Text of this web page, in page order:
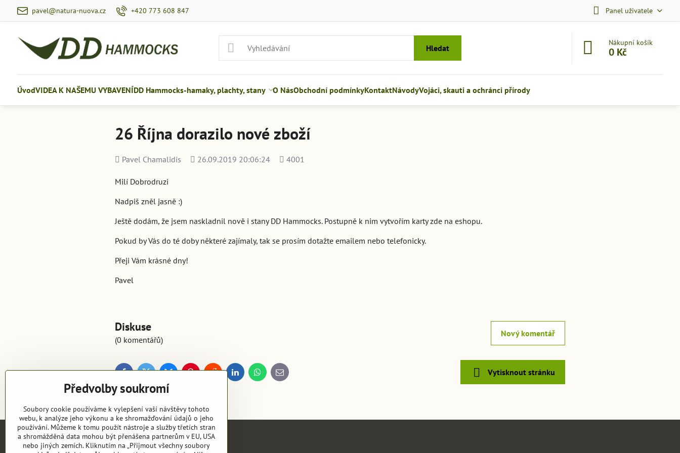
pavel@natura-nuova.cz +420 773 608 847 Panel uživatele
Hledat
Nákupní košík
0 Kč
ÚvodVIDEA K NAŠEMU VYBAVENÍDD Hammocks-hamaky, plachty, stany O NásObchodní podmínkyKontaktNávodyVojáci, skauti a ochránci přírody
26 Října dorazilo nové zboží
Přidal
Pavel Chamalidis Přidáno
26.09.2019 20:06:24
Počet
4001
Milí Dobrodruzi
Nadpiš zněl jasně :)
Ještě dodám, že jsem naskladnil nově i stany DD Hammocks. Postupně k nim vytvořím karty zde na eshopu.
Pokud by Vás do té doby některé zajímaly, tak se prosím dotažte emailem nebo telefonicky.
Přeji Vám krásné dny!
Pavel
Diskuse
(0 komentářů)
Nový komentář
RedditLinkedInWhatsApp
E-
mail
Vytisknout stránku
Předvolby soukromí
Soubory cookie používáme k vylepšení vaší návštěvy tohoto
webu, k analýze jeho výkonu a ke shromažďování údajů o jeho
používání. Můžeme k tomu použít nástroje a služby třetích stran
a shromážděná data mohou být přenášena partnerům v EU, USA
nebo jiných zemích. Kliknutím na „Přijmout všechny soubory